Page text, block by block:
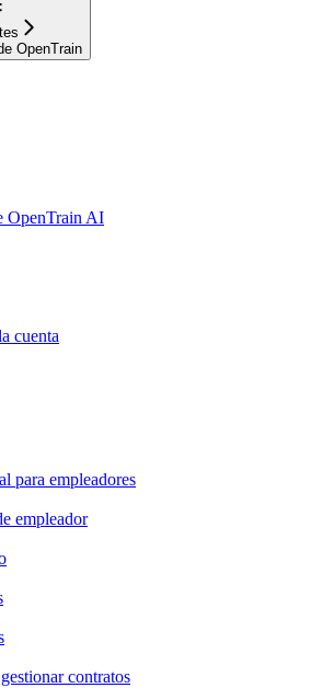
OpenTrain
OpenTrain AI
cuenta
para empleadores
empleador
contratos